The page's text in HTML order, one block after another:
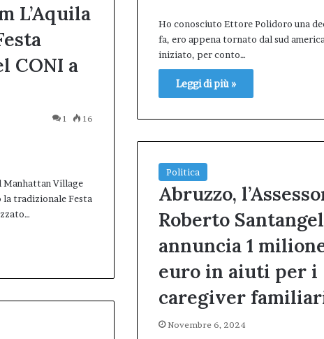
Ho conosciuto Ettore Polidoro una
fa, ero appena tornato dal sud
iniziato, per conto…
Leggi di più »
L’Aquila
CONI a
1 16
Manhattan Village
tradizionale Festa
Politica
Abruzzo,
Roberto
annuncia 1
euro in aiuti per i
caregiver
Novembre 6, 2024